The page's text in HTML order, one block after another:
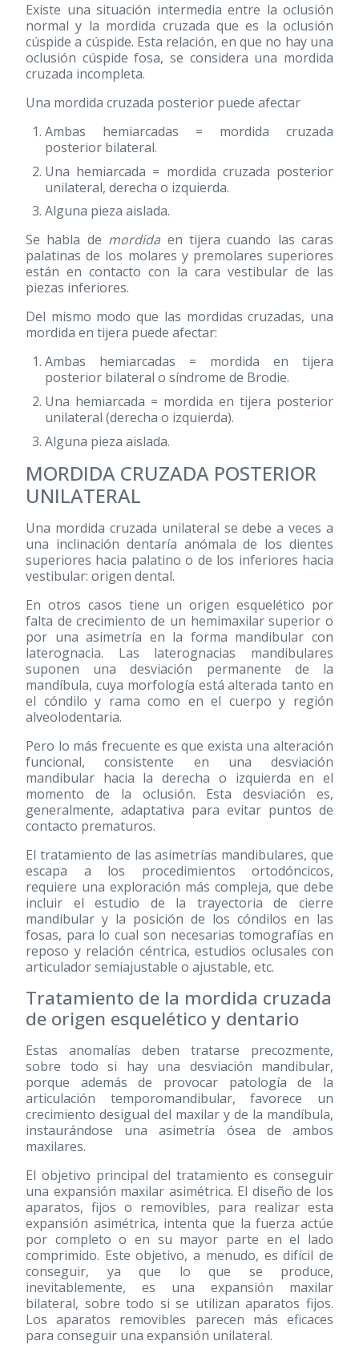
Existe una situación intermedia entre la oclusión
normal y la mordida cruzada que es la oclusión
cúspide a cúspide. Esta relación, en que no hay una
oclusión cúspide fosa, se considera una mordida
cruzada incompleta.
Una mordida cruzada posterior puede afectar
Ambas hemiarcadas = mordida cruzada
posterior bilateral.
Una hemiarcada = mordida cruzada posterior
unilateral, derecha o izquierda.
Alguna pieza aislada.
Se habla de mordida en tijera cuando las caras
palatinas de los molares y premolares superiores
están en contacto con la cara vestibular de las
piezas inferiores.
Del mismo modo que las mordidas cruzadas, una
mordida en tijera puede afectar:
Ambas hemiarcadas = mordida en tijera
posterior bilateral o síndrome de Brodie.
Una hemiarcada = mordida en tijera posterior
unilateral (derecha o izquierda).
Alguna pieza aislada.
MORDIDA CRUZADA POSTERIOR
UNILATERAL
Una mordida cruzada unilateral se debe a veces a
una inclinación dentaría anómala de los dientes
superiores hacia palatino o de los inferiores hacia
vestibular: origen dental.
En otros casos tiene un origen esquelético por
falta de crecimiento de un hemimaxilar superior o
por una asimetría en la forma mandibular con
laterognacia. Las laterognacias mandibulares
suponen una desviación permanente de la
mandíbula, cuya morfología está alterada tanto en
el cóndilo y rama como en el cuerpo y región
alveolodentaria.
Pero lo más frecuente es que exista una alteración
funcional, consistente en una desviación
mandibular hacia la derecha o izquierda en el
momento de la oclusión. Esta desviación es,
generalmente, adaptativa para evitar puntos de
contacto prematuros.
El tratamiento de las asimetrías mandibulares, que
escapa a los procedimientos ortodóncicos,
requiere una exploración más compleja, que debe
incluir el estudio de la trayectoria de cierre
mandibular y la posición de los cóndilos en las
fosas, para lo cual son necesarias tomografías en
reposo y relación céntrica, estudios oclusales con
articulador semiajustable o ajustable, etc.
Tratamiento de la mordida cruzada
de origen esquelético y dentario
Estas anomalías deben tratarse precozmente,
sobre todo si hay una desviación mandibular,
porque además de provocar patología de la
articulación temporomandibular, favorece un
crecimiento desigual del maxilar y de la mandíbula,
instaurándose una asimetría ósea de ambos
maxilares.
El objetivo principal del tratamiento es conseguir
una expansión maxilar asimétrica. El diseño de los
aparatos, fijos o removibles, para realizar esta
expansión asimétrica, intenta que la fuerza actúe
por completo o en su mayor parte en el lado
comprimido. Este objetivo, a menudo, es difícil de
conseguir, ya que lo que se produce,
inevitablemente, es una expansión maxilar
bilateral, sobre todo si se utilizan aparatos fijos.
Los aparatos removibles parecen más eficaces
para conseguir una expansión unilateral.